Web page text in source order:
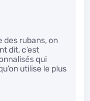
des rubans, on
dit, c’est
qui
utilise le plus